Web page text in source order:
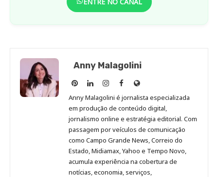
Anny Malagolini
Anny
Malagolini
no
Pinterest
Anny
Malagolini
no
LinkedIn
Anny
Malagolini
no
Instagram
Anny
Malagolini
no
Facebook
Site
de
Anny
Malagolini
Anny Malagolini é jornalista especializada
em produção de conteúdo digital,
jornalismo online e estratégia editorial. Com
passagem por veículos de comunicação
como Campo Grande News, Correio do
Estado, Midiamax, Yahoo e Tempo Novo,
acumula experiência na cobertura de
notícias, economia, serviços,